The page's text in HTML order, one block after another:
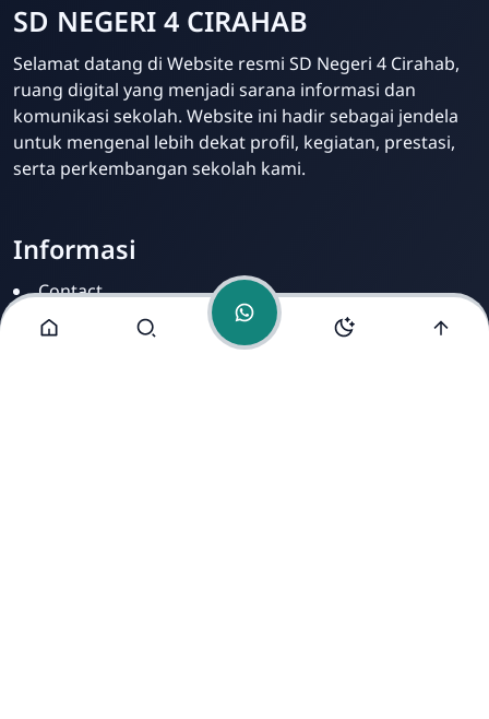
Admin
Online
SD NEGERI 4 CIRAHAB
Selamat datang di Website resmi SD Negeri 4 Cirahab,
ruang digital yang menjadi sarana informasi dan
komunikasi sekolah. Website ini hadir sebagai jendela
untuk mengenal lebih dekat profil, kegiatan, prestasi,
serta perkembangan sekolah kami.
Informasi
Contact
Disclamer